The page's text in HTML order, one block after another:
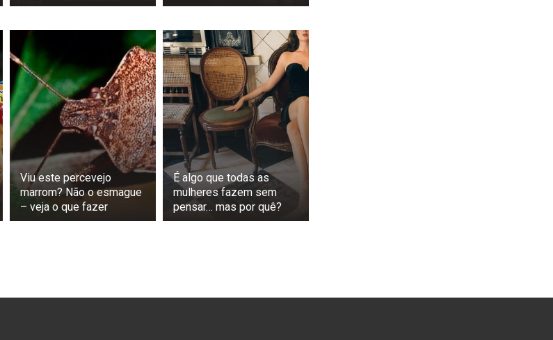
Viu este percevejo
marrom? Não o esmague
– veja o que fazer
É algo que todas as
mulheres fazem sem
pensar… mas por quê?